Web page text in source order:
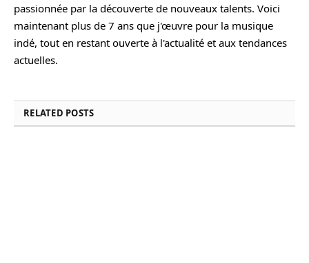
passionnée par la découverte de nouveaux talents. Voici
maintenant plus de 7 ans que j'œuvre pour la musique
indé, tout en restant ouverte à l'actualité et aux tendances
actuelles.
RELATED POSTS